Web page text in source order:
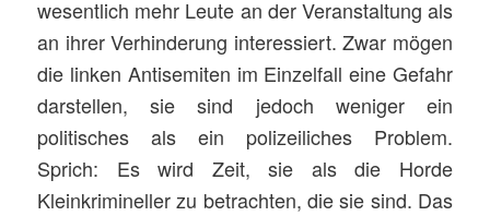
wesentlich mehr Leute an der Veranstaltung als
an ihrer Verhinderung interessiert. Zwar mögen
die linken Antisemiten im Einzelfall eine Gefahr
darstellen, sie sind jedoch weniger ein
politisches als ein polizeiliches Problem.
Sprich: Es wird Zeit, sie als die Horde
Kleinkrimineller zu betrachten, die sie sind. Das